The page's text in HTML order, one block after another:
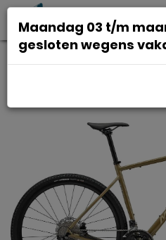
Maandag 03 t/m
gesloten wegens